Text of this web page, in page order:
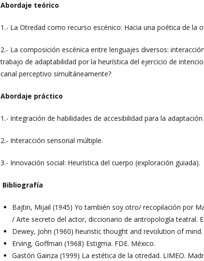
Abordaje teórico
1.- La Otredad como recurso escénico: Hacia una poética de la
2.- La composición escénica entre lenguajes diversos:
trabajo de adaptabilidad por la heurística del ejercicio de
canal perceptivo simultáneamente?
Abordaje práctico
1.- Integración de habilidades de accesibilidad para la
2.- Interacción sensorial múltiple.
3.- Innovación social: Heurística del cuerpo (exploración guiada).
Bibliografía
Bajtin, Mijail (1945) Yo también soy otro/ recopilación por
/ Arte secreto del actor, diccionario de antropología teatral.
Dewey, John (1960) heuristic thought and revolution of
Erving, Goffman (1968) Estigma. FDE. México.
Gastón Gainza (1999) La estética de la otredad. LIMEO.